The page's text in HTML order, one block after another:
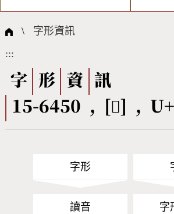
國際字碼相關組織
筆畫查詢
筆順序查詢
CNS查詢
全字庫授權 轉碼
個人電腦造字處理工具
字形下載
問題集
熱門查詢統計
\ 字形資訊
:::
字 形 資
訊
15-6450 , [𩌕] ,
字形
讀音 字